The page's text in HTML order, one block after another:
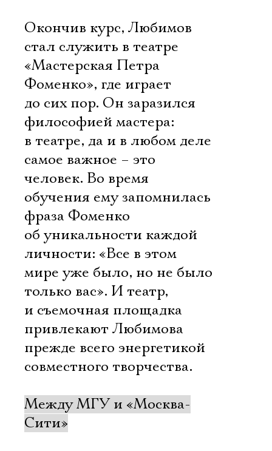
Окончив курс, Любимов
стал служить в театре
«Мастерская Петра
Фоменко», где играет
до сих пор. Он заразился
философией мастера:
в театре, да и в любом деле
самое важное – это
человек. Во время
обучения ему запомнилась
фраза Фоменко
об уникальности каждой
личности: «Все в этом
мире уже было, но не было
только вас». И театр,
и съемочная площадка
привлекают Любимова
прежде всего энергетикой
совместного творчества.
Между МГУ и «Москва-
Сити»